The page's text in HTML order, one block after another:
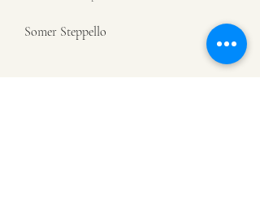
Somer Steppello